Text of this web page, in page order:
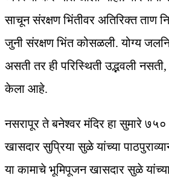
साचून संरक्षण भिंतीवर अतिरिक्त ताण
जुनी संरक्षण भिंत कोसळली. योग्य
असती तर ही परिस्थिती उद्भवली नसती,
केला आहे.
नसरापूर ते बनेश्वर मंदिर हा सुमारे ७५०
खासदार सुप्रिया सुळे यांच्या
या कामाचे भूमिपूजन खासदार सुळे